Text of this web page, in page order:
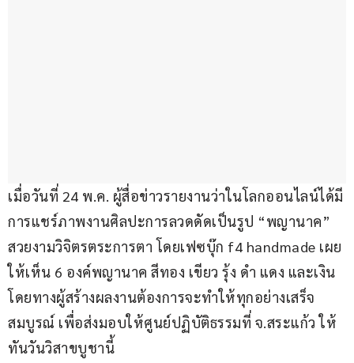
เมื่อวันที่ 24 พ.ค. ผู้สื่อข่าวรายงานว่าในโลกออนไลน์ได้มี
การแชร์ภาพงานศิลปะการลวดดัดเป็นรูป “พญานาค”
สวยงามวิจิตรตระการตา โดยเฟซบุ๊ก f4 handmade เผย
ให้เห็น 6 องค์พญานาค สีทอง เขียว รุ้ง ดำ แดง และเงิน
โดยทางผู้สร้างผลงานต้องการจะทำให้ทุกอย่างเสร็จ
สมบูรณ์ เพื่อส่งมอบให้ศูนย์ปฏิบัติธรรมที่ จ.สระแก้ว ให้
ทันวันวิสาขบูชานี้